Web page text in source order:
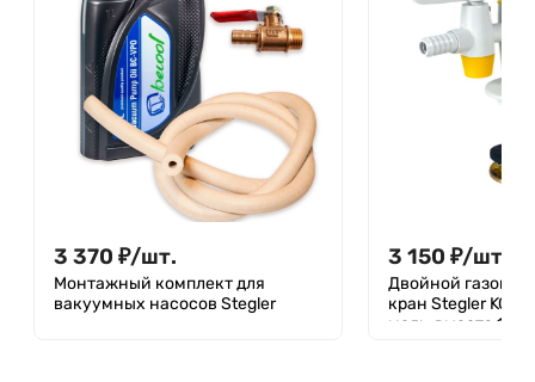
3 370 ₽/шт.
Монтажный комплект для
вакуумных насосов Stegler
3 150 ₽/шт.
Двойной
кран Stegler KG-
медь, высота 105